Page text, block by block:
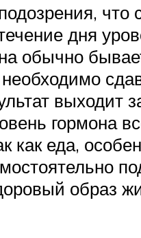
что
дня
обычно
гормона
еда,
образ